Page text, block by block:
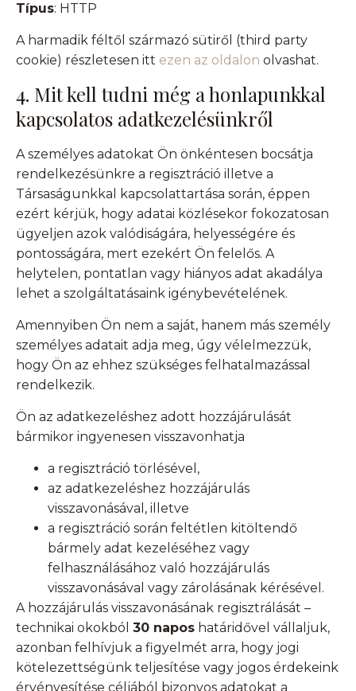
Típus: HTTP
A harmadik féltől származó sütiről (third party
cookie) részletesen itt ezen az oldalon olvashat.
4. Mit kell tudni még a honlapunkkal
kapcsolatos adatkezelésünkről
A személyes adatokat Ön önkéntesen bocsátja
rendelkezésünkre a regisztráció illetve a
Társaságunkkal kapcsolattartása során, éppen
ezért kérjük, hogy adatai közlésekor fokozatosan
ügyeljen azok valódiságára, helyességére és
pontosságára, mert ezekért Ön felelős. A
helytelen, pontatlan vagy hiányos adat akadálya
lehet a szolgáltatásaink igénybevételének.
Amennyiben Ön nem a saját, hanem más személy
személyes adatait adja meg, úgy vélelmezzük,
hogy Ön az ehhez szükséges felhatalmazással
rendelkezik.
Ön az adatkezeléshez adott hozzájárulását
bármikor ingyenesen visszavonhatja
a regisztráció törlésével,
az adatkezeléshez hozzájárulás
visszavonásával, illetve
a regisztráció során feltétlen kitöltendő
bármely adat kezeléséhez vagy
felhasználásához való hozzájárulás
visszavonásával vagy zárolásának kérésével.
A hozzájárulás visszavonásának regisztrálását –
technikai okokból 30 napos határidővel vállaljuk,
azonban felhívjuk a figyelmét arra, hogy jogi
kötelezettségünk teljesítése vagy jogos érdekeink
érvényesítése céljából bizonyos adatokat a